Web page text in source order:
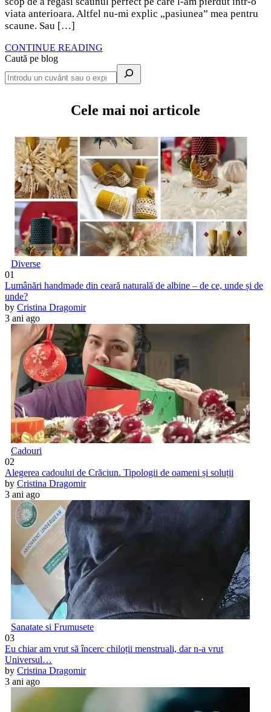
viata anterioara. Altfel nu-mi explic „pasiunea” mea pentru
scaune. Sau […]
CONTINUE READING
Caută pe blog
Cele mai noi articole
Diverse
01
Lumânări handmade din ceară naturală de albine – de ce, unde și de
unde?
by Cristina Dragomir
3 ani ago
Cadouri
02
Alegerea cadoului de Crăciun. Tipologii de oameni și soluții
by Cristina Dragomir
3 ani ago
Sanatate si Frumusete
03
Eu chiar am vrut să încerc chiloții menstruali, dar n-a vrut
Universul…
by Cristina Dragomir
3 ani ago